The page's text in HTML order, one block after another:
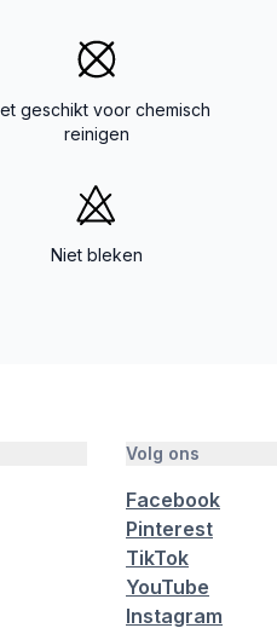
geschikt voor chemisch
reinigen
Niet bleken
Volg ons
Facebook
Pinterest
TikTok
YouTube
Instagram